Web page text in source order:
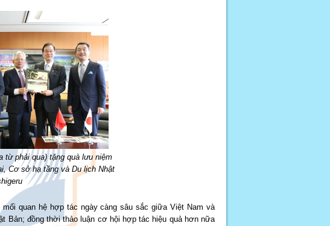
từ phải qua) tặng quà lưu niệm
Cơ sở hạ tầng và Du lịch Nhật
quan hệ hợp tác ngày càng sâu sắc giữa Việt Nam và
Bản; đồng thời thảo luận cơ hội hợp tác hiệu quả hơn nữa